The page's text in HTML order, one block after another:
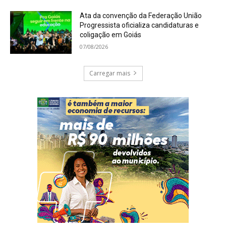
Ata da convenção da Federação União
Progressista oficializa candidaturas e
coligação em Goiás
07/08/2026
Carregar mais